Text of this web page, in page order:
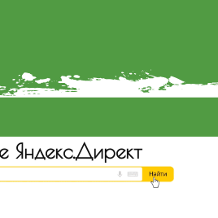
Яндекс.Директ